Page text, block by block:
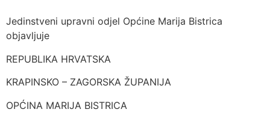
Jedinstveni upravni odjel Općine Marija Bistrica
objavljuje
REPUBLIKA HRVATSKA
KRAPINSKO – ZAGORSKA ŽUPANIJA
OPĆINA MARIJA BISTRICA